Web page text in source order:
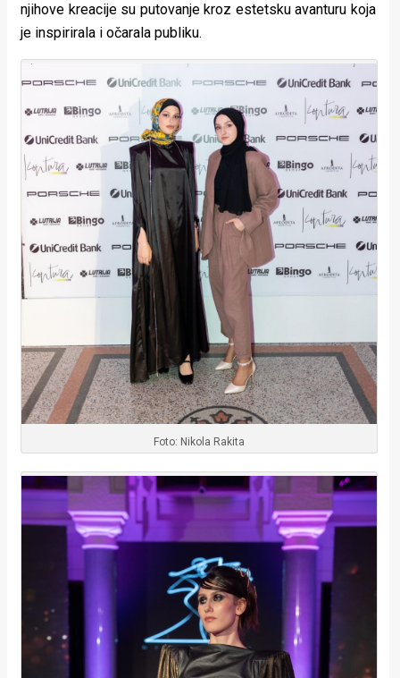
njihove kreacije su putovanje kroz estetsku avanturu koja
je inspirirala i očarala publiku.
Foto: Nikola Rakita